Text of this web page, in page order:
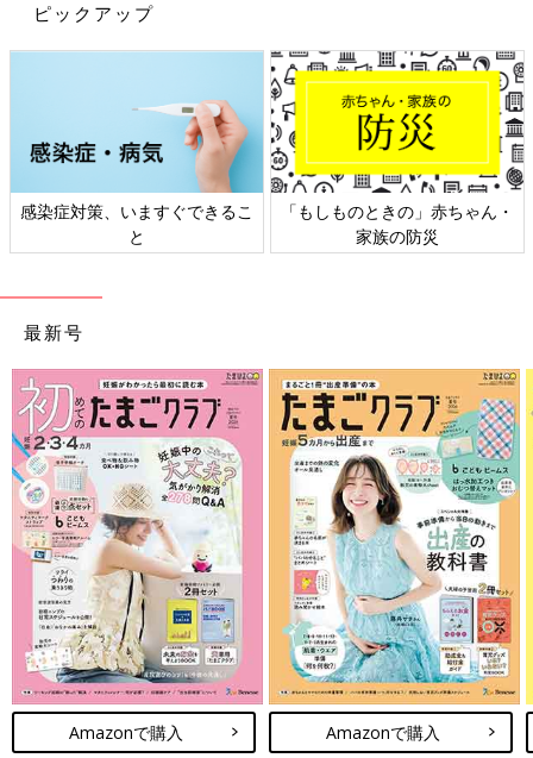
ピックアップ
「もしものときの」赤ちゃん・
家族の防災
日本外来小児科学会リーフレッ
ト検討会
最新号
Amazonで購入 Amazonで購入